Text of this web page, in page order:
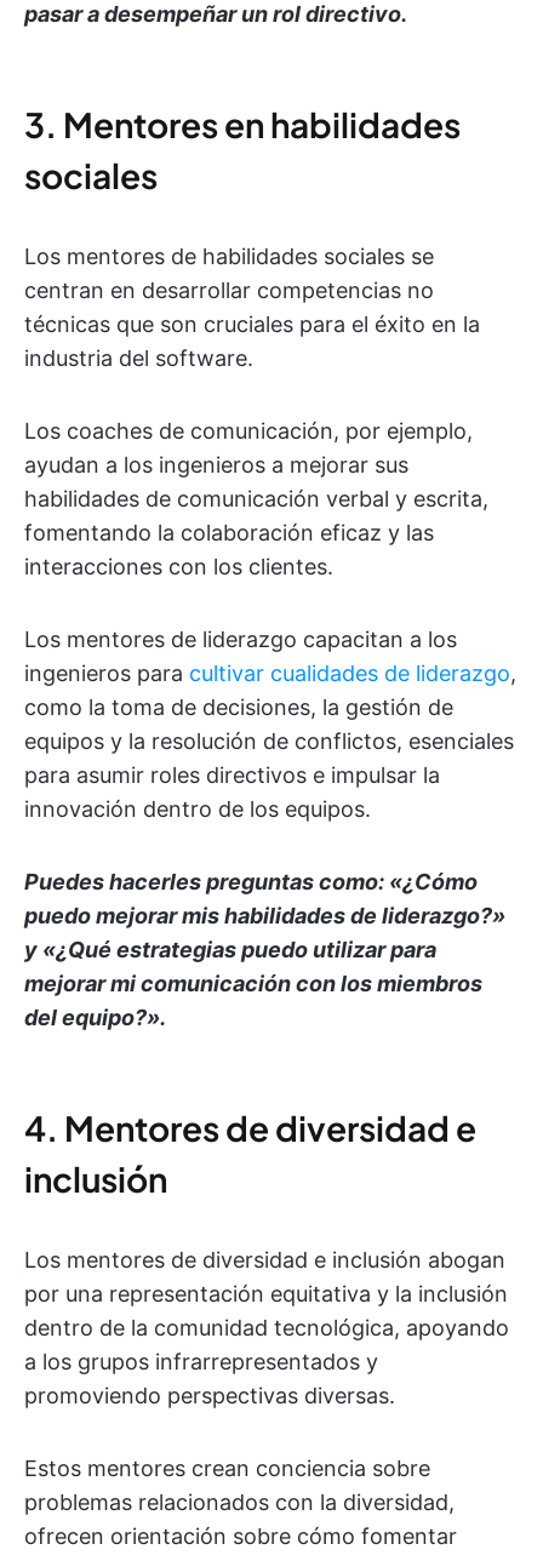
pasar a desempeñar un rol directivo.
3. Mentores en habilidades
sociales
Los mentores de habilidades sociales se
centran en desarrollar competencias no
técnicas que son cruciales para el éxito en la
industria del software.
Los coaches de comunicación, por ejemplo,
ayudan a los ingenieros a mejorar sus
habilidades de comunicación verbal y escrita,
fomentando la colaboración eficaz y las
interacciones con los clientes.
Los mentores de liderazgo capacitan a los
ingenieros para cultivar cualidades de liderazgo,
como la toma de decisiones, la gestión de
equipos y la resolución de conflictos, esenciales
para asumir roles directivos e impulsar la
innovación dentro de los equipos.
Puedes hacerles preguntas como: «¿Cómo
puedo mejorar mis habilidades de liderazgo?»
y «¿Qué estrategias puedo utilizar para
mejorar mi comunicación con los miembros
del equipo?».
4. Mentores de diversidad e
inclusión
Los mentores de diversidad e inclusión abogan
por una representación equitativa y la inclusión
dentro de la comunidad tecnológica, apoyando
a los grupos infrarrepresentados y
promoviendo perspectivas diversas.
Estos mentores crean conciencia sobre
problemas relacionados con la diversidad,
ofrecen orientación sobre cómo fomentar